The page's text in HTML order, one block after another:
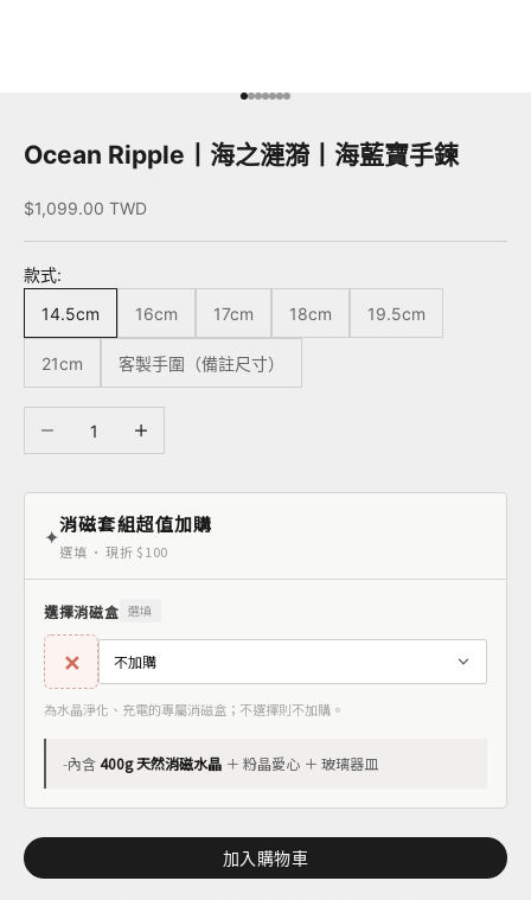
前往第 1 項
前往第 2 項
前往第 3 項
前往第 4 項
前往第 5 項
前往第 6 項
前往第 7 項
Ocean Ripple丨海之漣漪丨海藍寶手鍊
促銷價
$1,099.00 TWD
款式:
14.5cm
16cm 17cm 18cm 19.5cm
21cm 客製手圍（備註尺寸）
增加數量
✦消磁套組超值加購
選填 · 現折 $100
選擇消磁盒 選填
✕
為水晶淨化、充電的專屬消磁盒；不選擇則不加購。
-內含400g 天然消磁水晶 ＋ 粉晶愛心 ＋ 玻璃器皿
加入購物車